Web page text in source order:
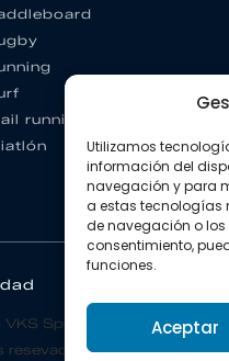
Utilizamos
información del
navegación y para
a estas tecnologías
de navegación o los
consentimiento,
funciones.
Aceptar
running
Sport.
resevados.